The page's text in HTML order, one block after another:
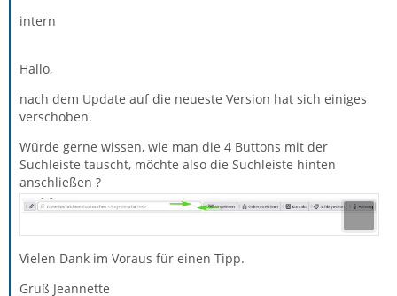
intern
Hallo,
nach dem Update auf die neueste Version hat sich einiges
verschoben.
Würde gerne wissen, wie man die 4 Buttons mit der
Suchleiste tauscht, möchte also die Suchleiste hinten
anschließen ?
Vielen Dank im Voraus für einen Tipp.
Gruß Jeannette